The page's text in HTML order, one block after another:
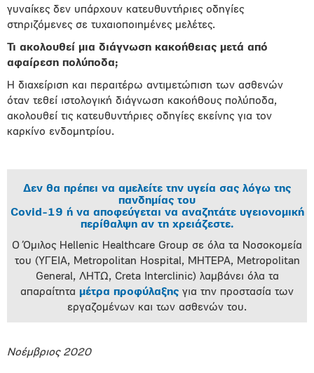
γυναίκες δεν υπάρχουν κατευθυντήριες οδηγίες
στηριζόμενες σε τυχαιοποιημένες μελέτες.
Τι ακολουθεί μια διάγνωση κακοήθειας μετά από
αφαίρεση πολύποδα;
Η διαχείριση και περαιτέρω αντιμετώπιση των ασθενών
όταν τεθεί ιστολογική διάγνωση κακοήθους πολύποδα,
ακολουθεί τις κατευθυντήριες οδηγίες εκείνης για τον
καρκίνο ενδομητρίου.
Δεν θα πρέπει να αμελείτε την υγεία σας λόγω της
πανδημίας του
Covid-19 ή να αποφεύγεται να αναζητάτε υγειονομική
περίθαλψη αν τη χρειάζεστε.
Ο Όμιλος Hellenic Healthcare Group σε όλα τα Νοσοκομεία
του (ΥΓΕΙΑ, Metropolitan Hospital, ΜΗΤΕΡΑ, Metropolitan
General, ΛΗΤΩ, Creta Interclinic) λαμβάνει όλα τα
απαραίτητα μέτρα προφύλαξης για την προστασία των
εργαζομένων και των ασθενών του.
Νοέμβριος 2020